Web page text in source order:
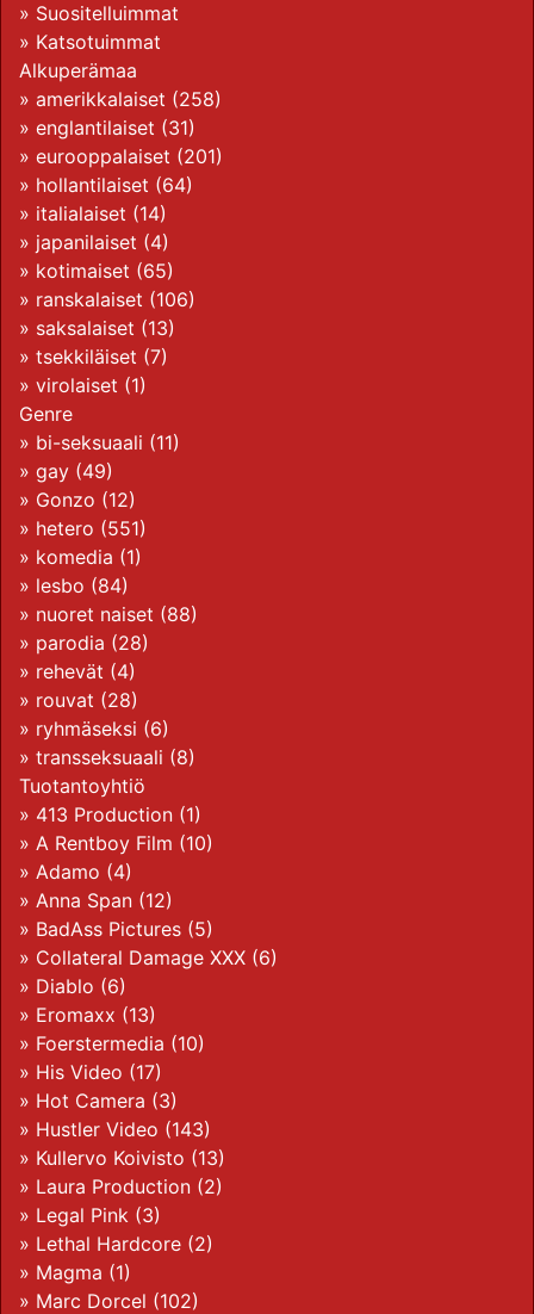
» Suositelluimmat
» Katsotuimmat
Alkuperämaa
» amerikkalaiset (258)
» englantilaiset (31)
» eurooppalaiset (201)
» hollantilaiset (64)
» italialaiset (14)
» japanilaiset (4)
» kotimaiset (65)
» ranskalaiset (106)
» saksalaiset (13)
» tsekkiläiset (7)
» virolaiset (1)
Genre
» bi-seksuaali (11)
» gay (49)
» Gonzo (12)
» hetero (551)
» komedia (1)
» lesbo (84)
» nuoret naiset (88)
» parodia (28)
» rehevät (4)
» rouvat (28)
» ryhmäseksi (6)
» transseksuaali (8)
Tuotantoyhtiö
» 413 Production (1)
» A Rentboy Film (10)
» Adamo (4)
» Anna Span (12)
» BadAss Pictures (5)
» Collateral Damage XXX (6)
» Diablo (6)
» Eromaxx (13)
» Foerstermedia (10)
» His Video (17)
» Hot Camera (3)
» Hustler Video (143)
» Kullervo Koivisto (13)
» Laura Production (2)
» Legal Pink (3)
» Lethal Hardcore (2)
» Magma (1)
» Marc Dorcel (102)